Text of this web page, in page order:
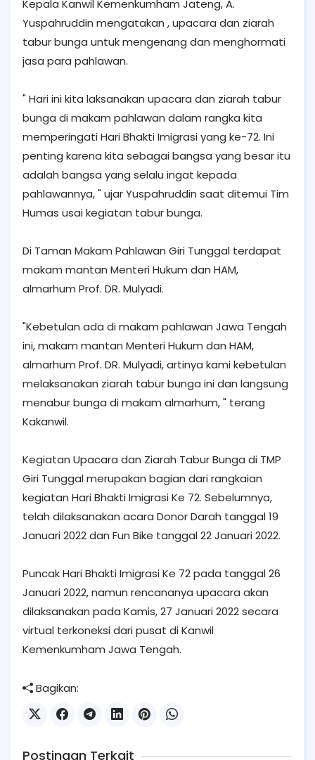
Kepala Kanwil Kemenkumham Jateng, A.
Yuspahruddin mengatakan , upacara dan ziarah
tabur bunga untuk mengenang dan menghormati
jasa para pahlawan.
" Hari ini kita laksanakan upacara dan ziarah tabur
bunga di makam pahlawan dalam rangka kita
memperingati Hari Bhakti Imigrasi yang ke-72. Ini
penting karena kita sebagai bangsa yang besar itu
adalah bangsa yang selalu ingat kepada
pahlawannya, " ujar Yuspahruddin saat ditemui Tim
Humas usai kegiatan tabur bunga.
Di Taman Makam Pahlawan Giri Tunggal terdapat
makam mantan Menteri Hukum dan HAM,
almarhum Prof. DR. Mulyadi.
"Kebetulan ada di makam pahlawan Jawa Tengah
ini, makam mantan Menteri Hukum dan HAM,
almarhum Prof. DR. Mulyadi, artinya kami kebetulan
melaksanakan ziarah tabur bunga ini dan langsung
menabur bunga di makam almarhum, " terang
Kakanwil.
Kegiatan Upacara dan Ziarah Tabur Bunga di TMP
Giri Tunggal merupakan bagian dari rangkaian
kegiatan Hari Bhakti Imigrasi Ke 72. Sebelumnya,
telah dilaksanakan acara Donor Darah tanggal 19
Januari 2022 dan Fun Bike tanggal 22 Januari 2022.
Puncak Hari Bhakti Imigrasi Ke 72 pada tanggal 26
Januari 2022, namun rencananya upacara akan
dilaksanakan pada Kamis, 27 Januari 2022 secara
virtual terkoneksi dari pusat di Kanwil
Kemenkumham Jawa Tengah.
Bagikan:
Postingan Terkait